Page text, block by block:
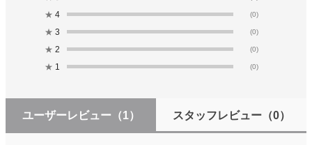
★ 4 (0)
★ 3 (0)
★ 2 (0)
★ 1 (0)
ユーザーレビュー （1） スタッフレビュー（0）